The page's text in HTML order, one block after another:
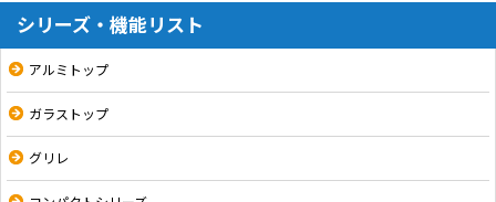
シリーズ・機能リスト
アルミトップ
ガラストップ
グリレ